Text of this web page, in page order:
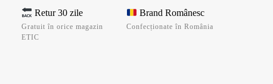
Retur 30 zile
Gratuit în orice magazin
ETIC
Brand Românesc
Confecționate în România